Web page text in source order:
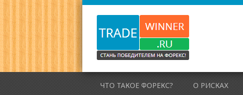
ЧТО ТАКОЕ ФОРЕКС? О РИСКАХ